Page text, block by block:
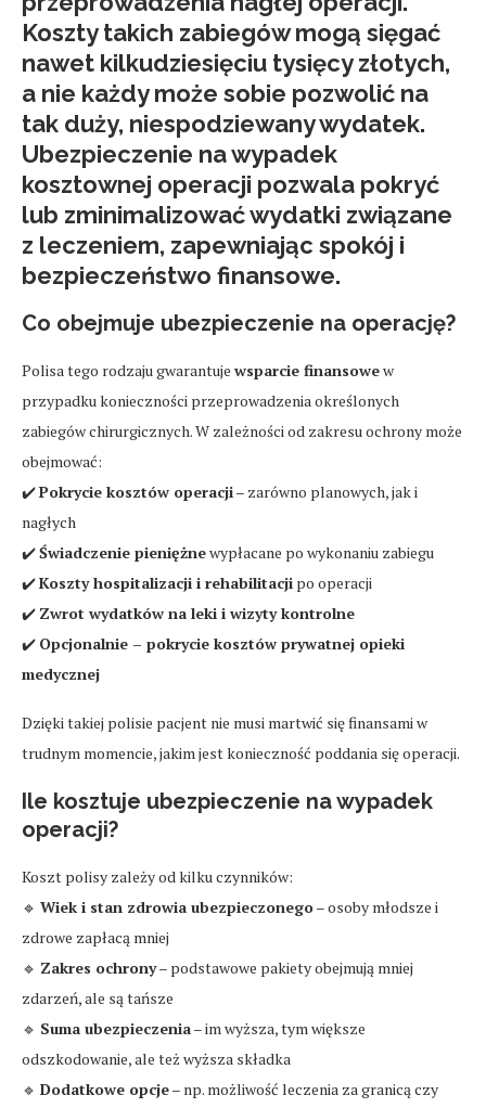
Koszty takich zabiegów mogą sięgać
nawet kilkudziesięciu tysięcy złotych,
a nie każdy może sobie pozwolić na
tak duży, niespodziewany wydatek.
Ubezpieczenie na wypadek
kosztownej operacji pozwala pokryć
lub zminimalizować wydatki związane
z leczeniem, zapewniając spokój i
bezpieczeństwo finansowe.
Co obejmuje ubezpieczenie na operację?
Polisa tego rodzaju gwarantuje wsparcie finansowew
przypadku konieczności przeprowadzenia określonych
zabiegów chirurgicznych. W zależności od zakresu ochrony może
obejmować:
✔️Pokrycie kosztów operacji– zarówno planowych, jak i
nagłych
✔️Świadczenie pieniężnewypłacane po wykonaniu zabiegu
✔️Koszty hospitalizacji i rehabilitacji po operacji
✔️ Zwrot wydatków na leki i wizyty kontrolne
✔️ Opcjonalnie – pokrycie kosztów prywatnej opieki
medycznej
Dzięki takiej polisie pacjent nie musi martwić się finansami w
trudnym momencie, jakim jest konieczność poddania się operacji.
Ile kosztuje ubezpieczenie na wypadek
operacji?
Koszt polisy zależy od kilku czynników:
🔹 Wiek i stan zdrowia ubezpieczonego– osoby młodsze i
zdrowe zapłacą mniej
🔹 Zakres ochrony– podstawowe pakiety obejmują mniej
zdarzeń, ale są tańsze
🔹 Suma ubezpieczenia– im wyższa, tym większe
odszkodowanie, ale też wyższa składka
🔹 Dodatkowe opcje– np. możliwość leczenia za granicą czy